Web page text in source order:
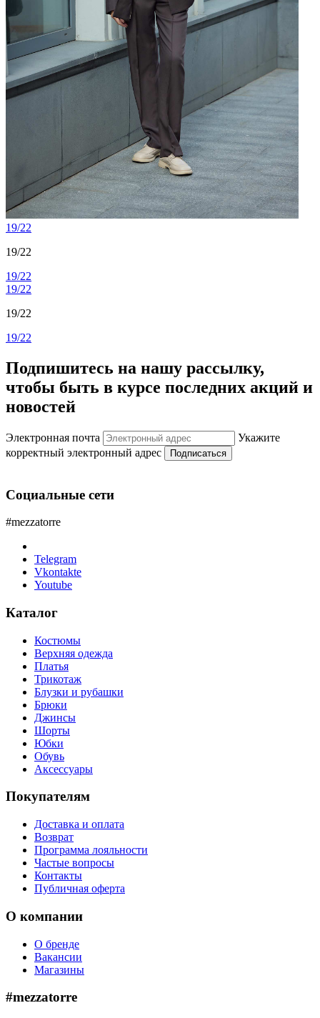
19/22
19/22
19/22
19/22
19/22
19/22
Подпишитесь на нашу рассылку,
чтобы быть в курсе последних акций и
новостей
Электронная почта
Укажите
корректный электронный адрес
Подписаться
Социальные сети
#mezzatorre
Telegram
Vkontakte
Youtube
Каталог
Костюмы
Верхняя одежда
Платья
Трикотаж
Блузки и рубашки
Брюки
Джинсы
Шорты
Юбки
Обувь
Аксессуары
Покупателям
Доставка и оплата
Возврат
Программа лояльности
Частые вопросы
Контакты
Публичная оферта
О компании
О бренде
Вакансии
Магазины
#mezzatorre